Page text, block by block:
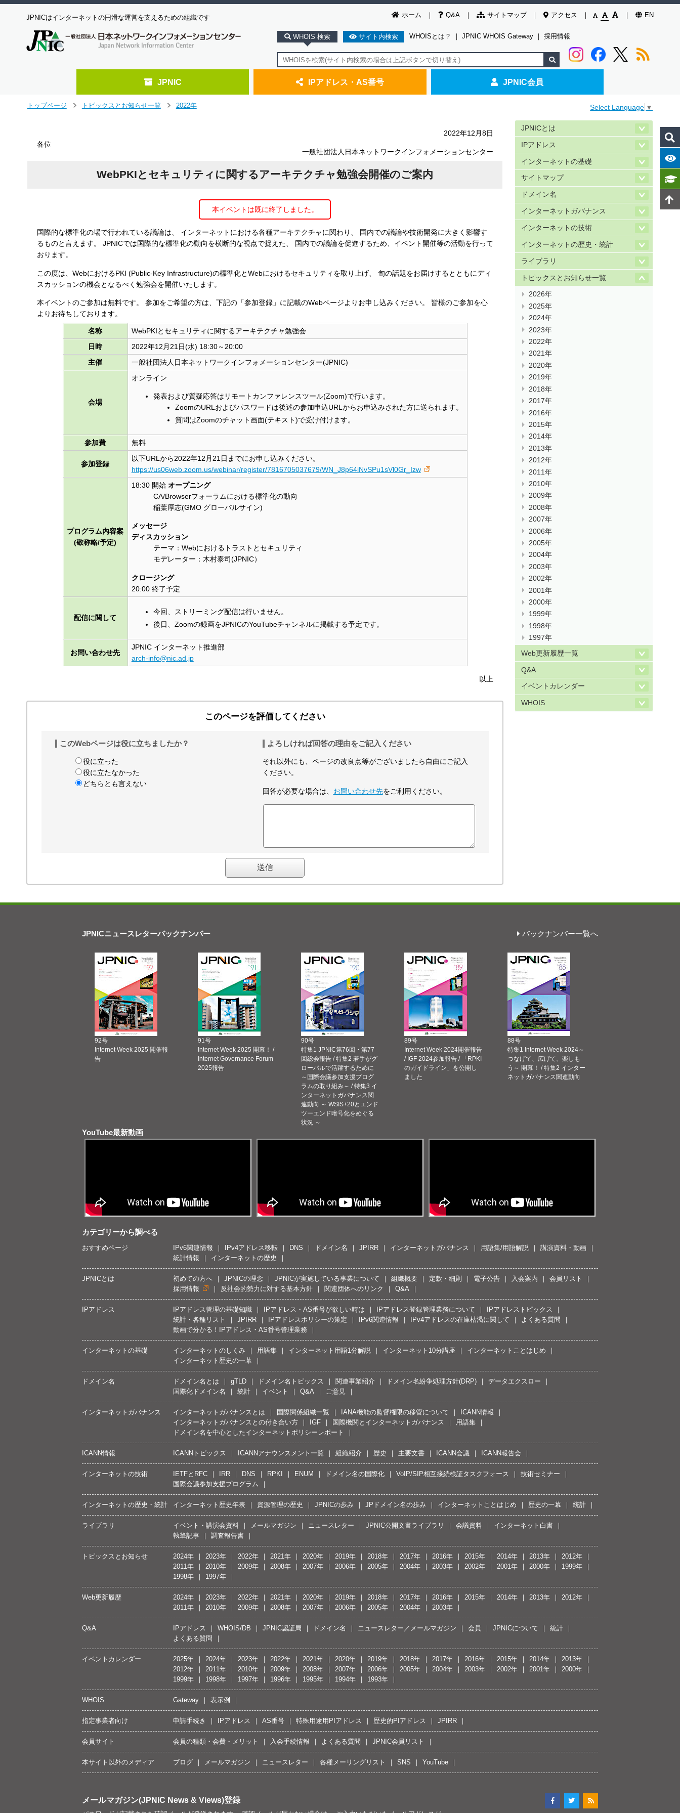
ホーム Q&A サイトマップ アクセス EN
JPNICはインターネットの円滑な運営を支えるための組織です
WHOIS 検索 サイト内検索 WHOISとは？ ｜ JPNIC WHOIS Gateway ｜ 採用情報
JPNIC IPアドレス・AS番号 JPNIC会員
トップページ
トピックスとお知らせ一覧
2022年 Select Language ▼
2022年12月8日
各位
一般社団法人日本ネットワークインフォメーションセンター
WebPKIとセキュリティに関するアーキテクチャ勉強会開催のご案内
本イベントは既に終了しました。
国際的な標準化の場で行われている議論は、 インターネットにおける各種アーキテクチャに関わり、 国内での議論や技術開発に大きく影響す
るものと言えます。 JPNICでは国際的な標準化の動向を横断的な視点で捉えた、 国内での議論を促進するため、イベント開催等の活動を行って
おります。
この度は、WebにおけるPKI (Public-Key Infrastructure)の標準化とWebにおけるセキュリティを取り上げ、 旬の話題をお届けするとともにディ
スカッションの機会となるべく勉強会を開催いたします。
本イベントのご参加は無料です。 参加をご希望の方は、下記の「参加登録」に記載のWebページよりお申し込みください。 皆様のご参加を心
よりお待ちしております。
名称
WebPKIとセキュリティに関するアーキテクチャ勉強会
日時
2022年12月21日(水) 18:30～20:00
主催
一般社団法人日本ネットワークインフォメーションセンター(JPNIC)
会場
オンライン
発表および質疑応答はリモートカンファレンスツール(Zoom)で行います。
ZoomのURLおよびパスワードは後述の参加申込URLからお申込みされた方に送られます。
質問はZoomのチャット画面(テキスト)で受け付けます。
参加費 無料
参加登録
以下URLから2022年12月21日までにお申し込みください。
https://us06web.zoom.us/webinar/register/7816705037679/WN_J8p64iNvSPu1sVl0Gr_Izw
プログラム内容案
(敬称略/予定)
18:30 開始 オープニング
CA/Browserフォーラムにおける標準化の動向
稲葉厚志(GMO グローバルサイン)
メッセージ
ディスカッション
テーマ：Webにおけるトラストとセキュリティ
モデレーター：木村泰司(JPNIC）
クロージング
20:00 終了予定
配信に関して
今回、ストリーミング配信は行いません。
後日、Zoomの録画をJPNICのYouTubeチャンネルに掲載する予定です。
お問い合わせ先
JPNIC インターネット推進部
arch-info@nic.ad.jp
以上
JPNICとは
IPアドレス
インターネットの基礎
サイトマップ
ドメイン名
インターネットガバナンス
インターネットの技術
インターネットの歴史・統計
ライブラリ
トピックスとお知らせ一覧
2026年
2025年
2024年
2023年
2022年
2021年
2020年
2019年
2018年
2017年
2016年
2015年
2014年
2013年
2012年
2011年
2010年
2009年
2008年
2007年
2006年
2005年
2004年
2003年
2002年
2001年
2000年
1999年
1998年
1997年
Web更新履歴一覧
Q&A
イベントカレンダー
WHOIS
このページを評価してください
このWebページは役に立ちましたか？
役に立った
役に立たなかった
どちらとも言えない
よろしければ回答の理由をご記入ください
それ以外にも、ページの改良点等がございましたら自由にご記入
ください。
回答が必要な場合は、 お問い合わせ先をご利用ください。
JPNICニュースレターバックナンバー バックナンバー一覧へ
92号
Internet Week 2025 開催報
告
91号
Internet Week 2025 開幕！ /
Internet Governance Forum
2025報告
90号
特集1 JPNIC第76回・第77
回総会報告 / 特集2 若手がグ
ローバルで活躍するために
～国際会議参加支援プログ
ラムの取り組み～ / 特集3 イ
ンターネットガバナンス関
連動向 ～ WSIS+20とエンド
ツーエンド暗号化をめぐる
状況 ～
89号
Internet Week 2024開催報告
/ IGF 2024参加報告 / 「RPKI
のガイドライン」を公開し
ました
88号
特集1 Internet Week 2024～
つなげて、広げて、楽しも
う～ 開幕！ / 特集2 インター
ネットガバナンス関連動向
YouTube最新動画
カテゴリーから調べる
おすすめページ IPv6関連情報 IPv4アドレス移転 DNS ドメイン名 JPIRR インターネットガバナンス 用語集/用語解説
講演資料・動画
統計情報
インターネットの歴史
JPNICとは 初めての方へ JPNICの理念 JPNICが実施している事業について 組織概要 定款・細則 電子公告 入会案内
会員リスト
採用情報
反社会的勢力に対する基本方針 関連団体へのリンク Q&A
IPアドレス IPアドレス管理の基礎知識 IPアドレス・AS番号が欲しい時は IPアドレス登録管理業務について
IPアドレストピックス
統計・各種リスト
JPIRR IPアドレスポリシーの策定 IPv6関連情報 IPv4アドレスの在庫枯渇に関して
よくある質問
動画で分かる！IPアドレス・AS番号管理業務
インターネットの基礎 インターネットのしくみ 用語集 インターネット用語1分解説 インターネット10分講座
インターネットことはじめ
インターネット歴史の一幕
ドメイン名 ドメイン名とは gTLD ドメイン名トピックス 関連事業紹介 ドメイン名紛争処理方針(DRP)
データエクスロー
国際化ドメイン名
統計 イベント Q&A ご意見
インターネットガバナンス インターネットガバナンスとは 国際関係組織一覧 IANA機能の監督権限の移管について
ICANN情報
インターネットガバナンスとの付き合い方
IGF 国際機関とインターネットガバナンス
用語集
ドメイン名を中心としたインターネットポリシーレポート
ICANN情報 ICANNトピックス ICANNアナウンスメント一覧 組織紹介 歴史 主要文書 ICANN会議 ICANN報告会
インターネットの技術 IETFとRFC IRR DNS RPKI ENUM ドメイン名の国際化 VoIP/SIP相互接続検証タスクフォース
技術セミナー
国際会議参加支援プログラム
インターネットの歴史・統計 インターネット歴史年表 資源管理の歴史 JPNICの歩み JPドメイン名の歩み インターネットことはじめ 歴史の一幕 統計
ライブラリ イベント・講演会資料 メールマガジン ニュースレター JPNIC公開文書ライブラリ 会議資料
インターネット白書
執筆記事
調査報告書
トピックスとお知らせ 2024年 2023年 2022年 2021年 2020年 2019年 2018年 2017年 2016年 2015年 2014年 2013年
2012年
2011年
2010年 2009年 2008年 2007年 2006年 2005年 2004年 2003年 2002年 2001年 2000年
1999年
1998年
1997年
Web更新履歴 2024年 2023年 2022年 2021年 2020年 2019年 2018年 2017年 2016年 2015年 2014年 2013年
2012年
2011年
2010年 2009年 2008年 2007年 2006年 2005年 2004年 2003年
Q&A IPアドレス WHOIS/DB JPNIC認証局 ドメイン名 ニュースレター／メールマガジン 会員 JPNICについて
統計
よくある質問
イベントカレンダー 2025年 2024年 2023年 2022年 2021年 2020年 2019年 2018年 2017年 2016年 2015年 2014年
2013年
2012年
2011年 2010年 2009年 2008年 2007年 2006年 2005年 2004年 2003年 2002年 2001年
2000年
1999年
1998年 1997年 1996年 1995年 1994年 1993年
WHOIS Gateway 表示例
指定事業者向け 申請手続き IPアドレス AS番号 特殊用途用PIアドレス 歴史的PIアドレス JPIRR
会員サイト 会員の種類・会費・メリット 入会手続情報 よくある質問 JPNIC会員リスト
本サイト以外のメディア ブログ メールマガジン ニュースレター 各種メーリングリスト SNS YouTube
メールマガジン(JPNIC News & Views)登録